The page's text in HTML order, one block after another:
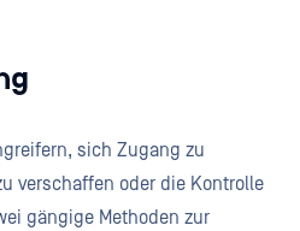
sich Zugang zu
verschaffen oder die Kontrolle
gängige Methoden zur